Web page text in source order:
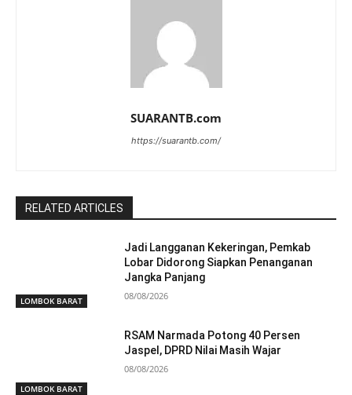
SUARANTB.com
https://suarantb.com/
RELATED ARTICLES
LOMBOK BARAT
Jadi Langganan Kekeringan, Pemkab
Lobar Didorong Siapkan Penanganan
Jangka Panjang
08/08/2026
LOMBOK BARAT
RSAM Narmada Potong 40 Persen
Jaspel, DPRD Nilai Masih Wajar
08/08/2026